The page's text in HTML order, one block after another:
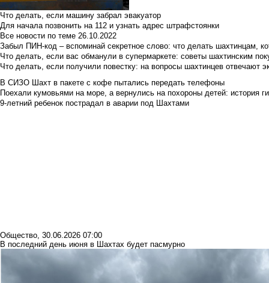
Что делать, если машину забрал эвакуатор
Для начала позвонить на 112 и узнать адрес штрафстоянки
Все новости по теме 26.10.2022
Забыл ПИН-код – вспоминай секретное слово: что делать шахтинцам,
Что делать, если вас обманули в супермаркете: советы шахтинским
Что делать, если получили повестку: на вопросы шахтинцев отвечают
В СИЗО Шахт в пакете с кофе пытались передать телефоны
Поехали кумовьями на море, а вернулись на похороны детей: история
9-летний ребенок пострадал в аварии под Шахтами
Общество, 30.06.2026 07:00
В последний день июня в Шахтах будет пасмурно